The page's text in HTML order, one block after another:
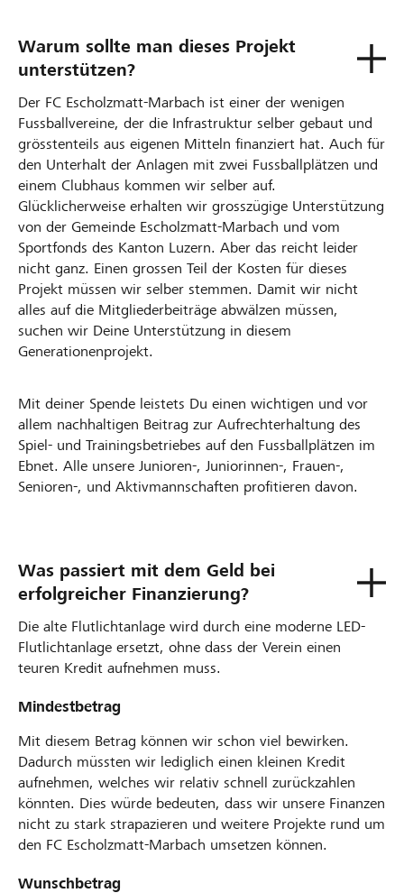
Warum sollte man dieses Projekt
unterstützen?
Der FC Escholzmatt-Marbach ist einer der wenigen
Fussballvereine, der die Infrastruktur selber gebaut und
grösstenteils aus eigenen Mitteln finanziert hat. Auch für
den Unterhalt der Anlagen mit zwei Fussballplätzen und
einem Clubhaus kommen wir selber auf.
Glücklicherweise erhalten wir grosszügige Unterstützung
von der Gemeinde Escholzmatt-Marbach und vom
Sportfonds des Kanton Luzern. Aber das reicht leider
nicht ganz. Einen grossen Teil der Kosten für dieses
Projekt müssen wir selber stemmen. Damit wir nicht
alles auf die Mitgliederbeiträge abwälzen müssen,
suchen wir Deine Unterstützung in diesem
Generationenprojekt.
Mit deiner Spende leistets Du einen wichtigen und vor
allem nachhaltigen Beitrag zur Aufrechterhaltung des
Spiel- und Trainingsbetriebes auf den Fussballplätzen im
Ebnet. Alle unsere Junioren-, Juniorinnen-, Frauen-,
Senioren-, und Aktivmannschaften profitieren davon.
Was passiert mit dem Geld bei
erfolgreicher Finanzierung?
Die alte Flutlichtanlage wird durch eine moderne LED-
Flutlichtanlage ersetzt, ohne dass der Verein einen
teuren Kredit aufnehmen muss.
Mindestbetrag
Mit diesem Betrag können wir schon viel bewirken.
Dadurch müssten wir lediglich einen kleinen Kredit
aufnehmen, welches wir relativ schnell zurückzahlen
könnten. Dies würde bedeuten, dass wir unsere Finanzen
nicht zu stark strapazieren und weitere Projekte rund um
den FC Escholzmatt-Marbach umsetzen können.
Wunschbetrag